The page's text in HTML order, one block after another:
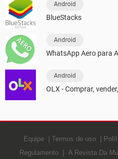
Android
BlueStacks
Android
WhatsApp Aero para
Android
OLX - Comprar,
Equipe Termos de uso
Regulamento
A Revista Da